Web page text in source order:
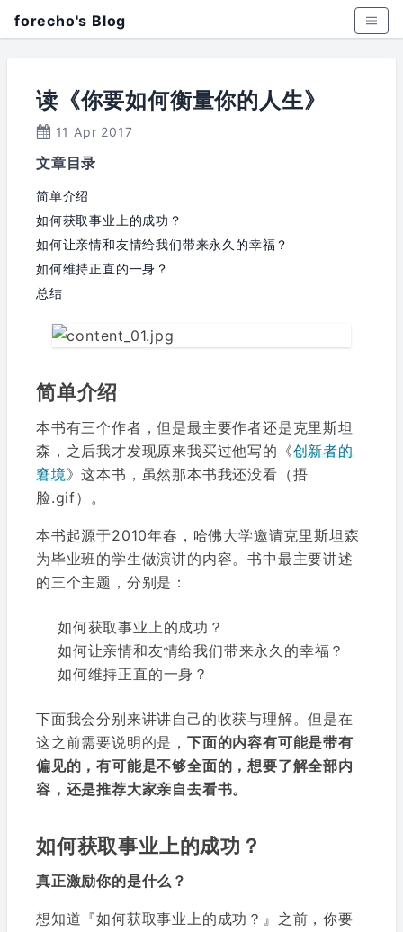
forecho's Blog
读《你要如何衡量你的人生》
11 Apr 2017
文章目录
简单介绍
如何获取事业上的成功？
如何让亲情和友情给我们带来永久的幸福？
如何维持正直的一身？
总结
简单介绍
本书有三个作者，但是最主要作者还是克里斯坦
森，之后我才发现原来我买过他写的《创新者的
窘境》这本书，虽然那本书我还没看（捂
脸.gif）。
本书起源于2010年春，哈佛大学邀请克里斯坦森
为毕业班的学生做演讲的内容。书中最主要讲述
的三个主题，分别是：
如何获取事业上的成功？
如何让亲情和友情给我们带来永久的幸福？
如何维持正直的一身？
下面我会分别来讲讲自己的收获与理解。但是在
这之前需要说明的是，下面的内容有可能是带有
偏见的，有可能是不够全面的，想要了解全部内
容，还是推荐大家亲自去看书。
如何获取事业上的成功？
真正激励你的是什么？
想知道『如何获取事业上的成功？』之前，你要